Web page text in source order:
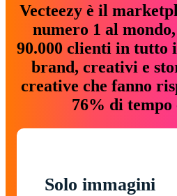
Vecteezy è il
numero 1 al
90.000 clienti in tutto
brand, creativi e
creative che fanno
76% di tempo
Solo immagini